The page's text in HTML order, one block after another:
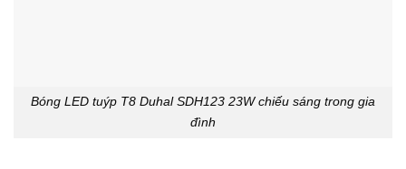
Bóng LED tuýp T8 Duhal SDH123 23W chiếu sáng trong gia
đình